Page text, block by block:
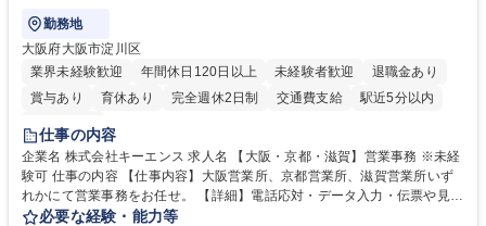
勤務地
大阪府大阪市淀川区
業界未経験歓迎
年間休日120日以上 未経験者歓迎
退職金あり
賞与あり
育休あり 完全週休2日制 交通費支給
駅近5分以内
土日祝休み
仕事の内容
企業名 株式会社キーエンス 求人名 【大阪・京都・滋賀】営業事務 ※未経
験可 仕事の内容 【仕事内容】大阪営業所、京都営業所、滋賀営業所いず
れかにて営業事務をお任せ。 【詳細】電話応対・データ入力・伝票や見積
の作成・カタログ送付・来客対応・営業所内で発生する事務業務や業務改
必要な経験・能力等